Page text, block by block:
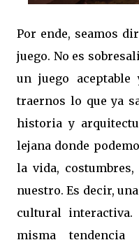
Por ende, seamos
juego. No es
un juego
traernos lo que ya
historia y
lejana donde
la vida,
nuestro. Es decir,
cultural
misma